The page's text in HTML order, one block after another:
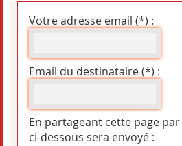
Votre adresse email (*) :
Email du destinataire (*) :
En partageant cette page
ci-dessous sera envoyé :